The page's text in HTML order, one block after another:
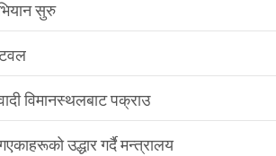
सुरु
विमानस्थलबाट पक्राउ
उद्धार गर्दै मन्त्रालय